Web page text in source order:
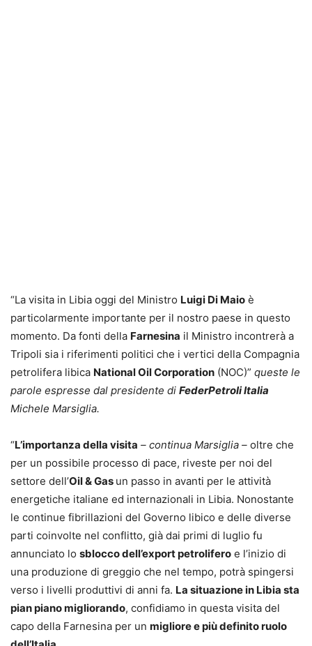
“La visita in Libia oggi del Ministro Luigi Di Maio è
particolarmente importante per il nostro paese in questo
momento. Da fonti della Farnesina il Ministro incontrerà a
Tripoli sia i riferimenti politici che i vertici della Compagnia
petrolifera libica National Oil Corporation (NOC)” queste le
parole espresse dal presidente di FederPetroli Italia
Michele Marsiglia.
“L’importanza della visita – continua Marsiglia – oltre che
per un possibile processo di pace, riveste per noi del
settore dell’Oil & Gas un passo in avanti per le attività
energetiche italiane ed internazionali in Libia. Nonostante
le continue fibrillazioni del Governo libico e delle diverse
parti coinvolte nel conflitto, già dai primi di luglio fu
annunciato lo sblocco dell’export petrolifero e l’inizio di
una produzione di greggio che nel tempo, potrà spingersi
verso i livelli produttivi di anni fa. La situazione in Libia sta
pian piano migliorando, confidiamo in questa visita del
capo della Farnesina per un migliore e più definito ruolo